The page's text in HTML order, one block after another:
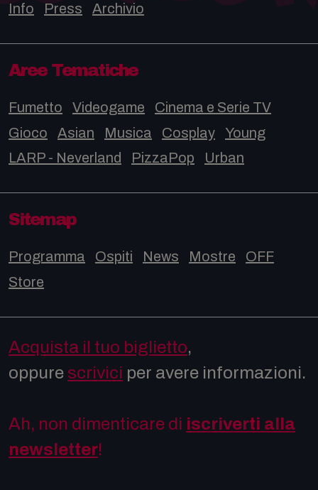
Info Press Archivio
Aree Tematiche
Fumetto Videogame
Cinema e Serie TV
Gioco
Asian Musica Cosplay
Young
LARP - Neverland
PizzaPop Urban
Sitemap
Programma Ospiti News Mostre
OFF
Store
Acquista il tuo biglietto,
oppure scrivici per avere informazioni.
Ah, non dimenticare di iscriverti alla
newsletter!